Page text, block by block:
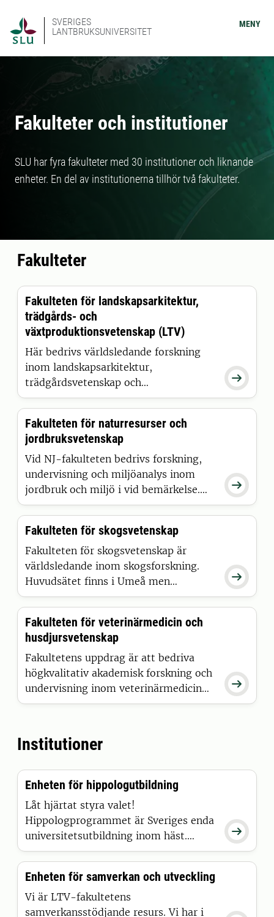
SVERIGES
LANTBRUKSUNIVERSITET
MENY
Fakulteter och institutioner
SLU har fyra fakulteter med 30 institutioner och liknande
enheter. En del av institutionerna tillhör två fakulteter.
Fakulteter

Fakulteten för landskapsarkitektur,
trädgårds- och
växtproduktionsvetenskap (LTV)
Här bedrivs världsledande forskning
inom landskapsarkitektur,
trädgårdsvetenskap och
växtproduktion. Vi erbjuder flera
fakultetens verksamhet finns vid SLU i
Alnarp i Skåne. En del finns även vid
SLU i Uppsala.

Fakulteten för naturresurser och
jordbruksvetenskap
Vid NJ-fakulteten bedrivs forskning,
undervisning och miljöanalys inom
jordbruk och miljö i vid bemärkelse.
Exempel är hållbar
industriråvaror. Det handlar om hållbar
användning av mark, vatten och
biologiska naturresurser.
Tyngdpunkten är naturvetenskaplig,
men med betydande verksamheter
humaniora.

Fakulteten för skogsvetenskap
Fakulteten för skogsvetenskap är
världsledande inom skogsforskning.
Huvudsätet finns i Umeå men
fakulteten bedriver verksamhet över
till skogsmästare och här finns
programmen som leder till
jägmästarexamen.

Fakulteten för veterinärmedicin och
husdjursvetenskap
Fakultetens uppdrag är att bedriva
högkvalitativ akademisk forskning och
undervisning inom veterinärmedicin
och husdjursvetenskap. Vi arbetar med
och hälsa - lantbrukets djur såväl som
sport- och sällskapsdjur.
Institutioner

Enheten för hippologutbildning
Låt hjärtat styra valet!
Hippologprogrammet är Sveriges enda
universitetsutbildning inom häst.
Programmet omfattar 180
varje år. Utbildningen finns i dagsläget
med två inriktningar, Islandshäst och
Ridhäst och ges vid Hästnäringens tre
Enheten för samverkan och utveckling
Vi är LTV-fakultetens
samverkansstödjande resurs. Vi har i